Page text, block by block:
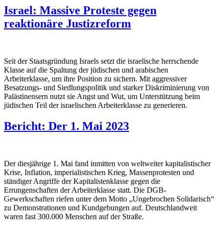
Israel: Massive Proteste gegen
reaktionäre Justizreform
Seit der Staatsgründung Israels setzt die israelische herrschende
Klasse auf die Spaltung der jüdischen und arabischen
Arbeiterklasse, um ihre Position zu sichern. Mit aggressiver
Besatzungs- und Siedlungspolitik und starker Diskriminierung von
Palästinensern nutzt sie Angst und Wut, um Unterstützung beim
jüdischen Teil der israelischen Arbeiterklasse zu generieren.
Bericht: Der 1. Mai 2023
Der diesjährige 1. Mai fand inmitten von weltweiter kapitalistischer
Krise, Inflation, imperialistischen Krieg, Massenprotesten und
ständiger Angriffe der Kapitalistenklasse gegen die
Errungenschaften der Arbeiterklasse statt. Die DGB-
Gewerkschaften riefen unter dem Motto „Ungebrochen Solidarisch“
zu Demonstrationen und Kundgebungen auf. Deutschlandweit
waren fast 300.000 Menschen auf der Straße.